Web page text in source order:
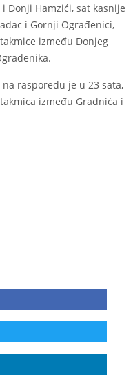
Donji Hamzići, sat kasnije
i Gornji Ograđenici,
između Donjeg
rasporedu je u 23 sata,
između Gradnića i